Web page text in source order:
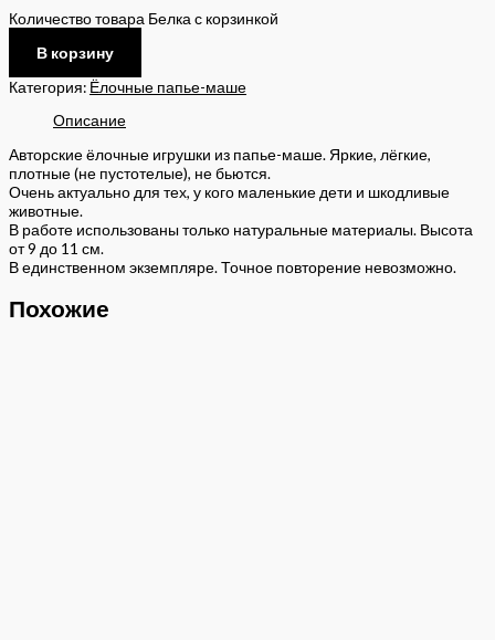
Количество товара Белка с корзинкой
В корзину
Категория: Ёлочные папье-маше
Описание
Авторские ёлочные игрушки из папье-маше. Яркие, лёгкие,
плотные (не пустотелые), не бьются.
Очень актуально для тех, у кого маленькие дети и шкодливые
животные.
В работе использованы только натуральные материалы. Высота
от 9 до 11 см.
В единственном экземпляре. Точное повторение невозможно.
Похожие